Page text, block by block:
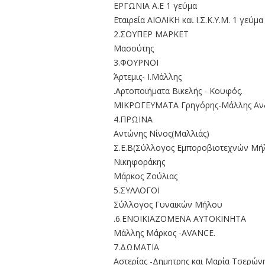
ΕΡΓΩΝΙΑ Α.Ε 1 γεύμα
Εταιρεία ΑΙΟΛΙΚΗ και Ι.Σ.Κ.Υ.Μ. 1 γεύμα
2.ΣOYΠEΡ MAΡKET
Μασούτης
3.ΦΟΥΡΝΟΙ
Άρτεμις- Ι.Μάλλης
.Αρτοποιήματα Βικελής - Κουφός.
ΜΙΚΡΟΓΕΥΜΑΤΑ Γρηγόρης-Μάλλης
4.ΠΡΩΙΝΑ
Αντώνης Νίνος(Μαλλιάς)
Σ.Ε.Β(Σύλλογος Εμποροβιοτεχνών
Νικηφοράκης
Μάρκος Ζούλιας
5.ΣΥΛΛΟΓΟΙ
Σύλλογος Γυναικών Μήλου
.6.ΕΝΟΙΚΙΑΖΟΜΕΝΑ ΑΥΤΟΚΙΝΗΤΑ
Μάλλης Μάρκος -AVANCE.
7.ΔΩΜΑΤΙΑ
Αστερίας -Δημητρης και Μαρία